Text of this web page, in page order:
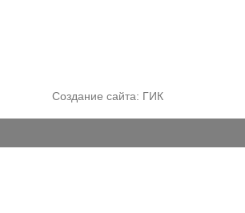
и скамейки
семью с
Создание сайта: ГИК